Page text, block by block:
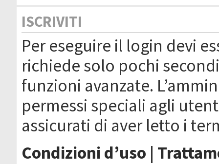
ISCRIVITI
Per eseguire il login devi
richiede solo pochi
funzioni avanzate.
permessi speciali agli
assicurati di aver letto i
Condizioni d’uso |